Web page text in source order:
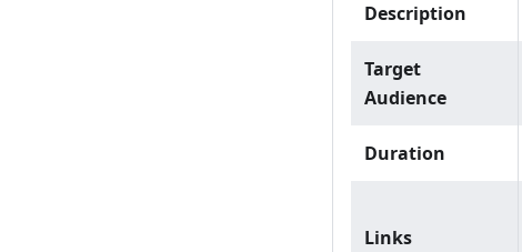
Description
Target
Audience
Duration
Links